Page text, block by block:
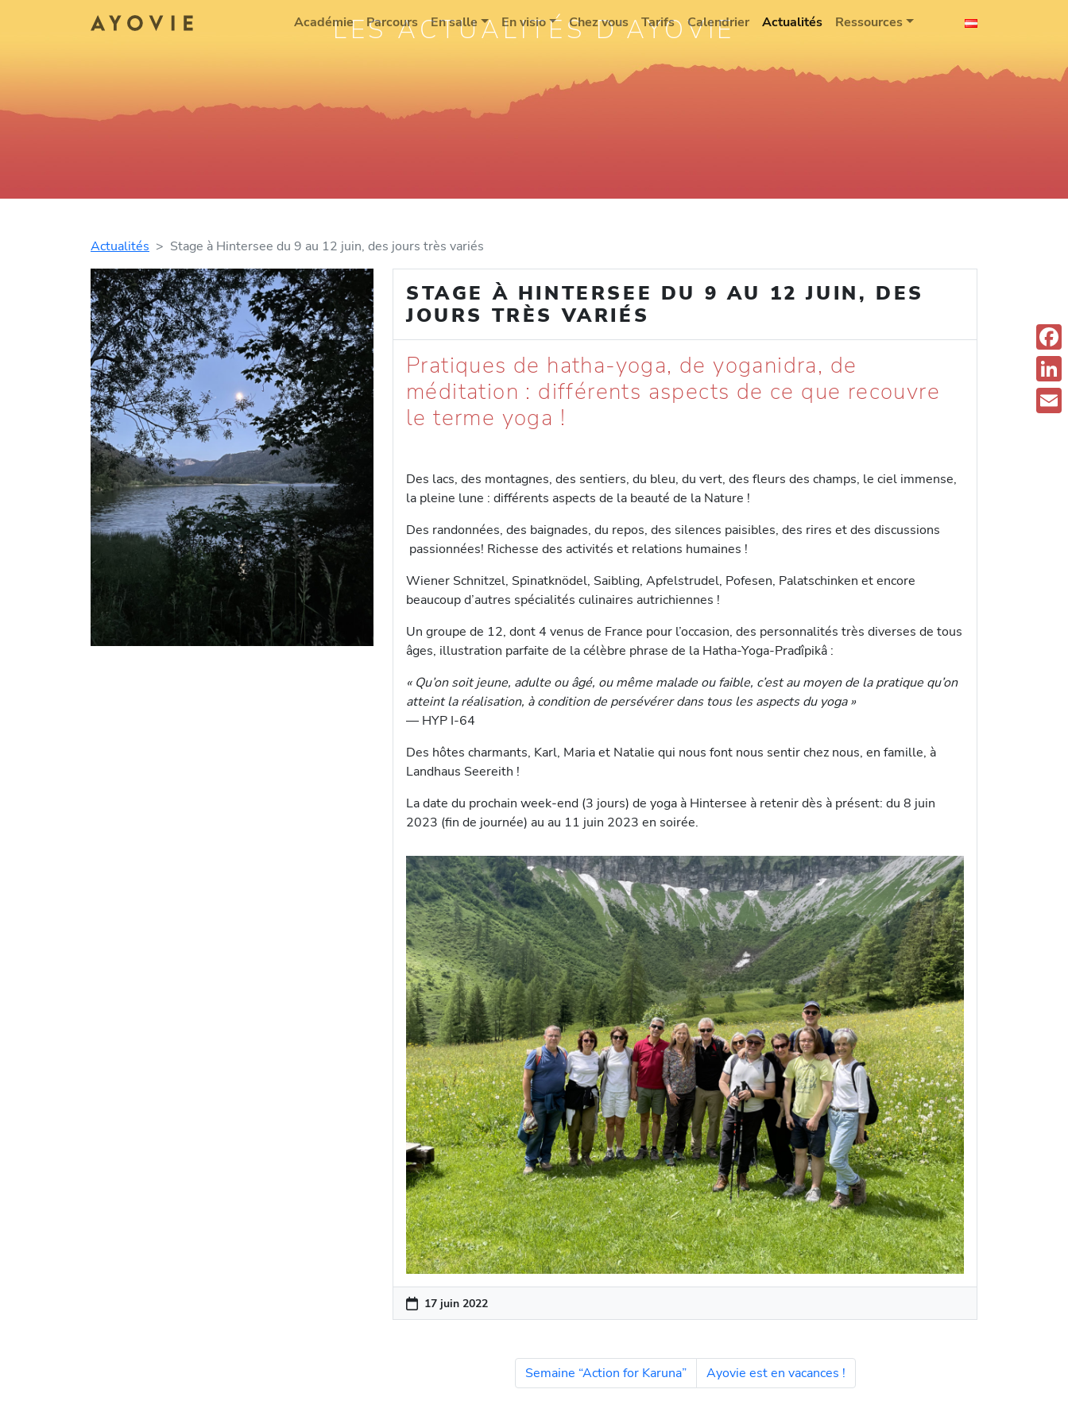
Académie Parcours En salle En visio Chez vous Tarifs Calendrier Actualités Ressources
LES ACTUALITÉS D'AYOVIE
Actualités Stage à Hintersee du 9 au 12 juin, des jours très variés
STAGE À HINTERSEE DU 9 AU 12 JUIN, DES
JOURS TRÈS VARIÉS
Pratiques de hatha-yoga, de yoganidra, de
méditation : différents aspects de ce que recouvre
le terme yoga !
Des lacs, des montagnes, des sentiers, du bleu, du vert, des fleurs des champs, le ciel immense,
la pleine lune : différents aspects de la beauté de la Nature !
Des randonnées, des baignades, du repos, des silences paisibles, des rires et des discussions
passionnées! Richesse des activités et relations humaines !
Wiener Schnitzel, Spinatknödel, Saibling, Apfelstrudel, Pofesen, Palatschinken et encore
beaucoup d’autres spécialités culinaires autrichiennes !
Un groupe de 12, dont 4 venus de France pour l’occasion, des personnalités très diverses de tous
âges, illustration parfaite de la célèbre phrase de la Hatha-Yoga-Pradîpikâ :
« Qu’on soit jeune, adulte ou âgé, ou même malade ou faible, c’est au moyen de la pratique qu’on
atteint la réalisation, à condition de persévérer dans tous les aspects du yoga »
— HYP I-64
Des hôtes charmants, Karl, Maria et Natalie qui nous font nous sentir chez nous, en famille, à
Landhaus Seereith !
La date du prochain week-end (3 jours) de yoga à Hintersee à retenir dès à présent: du 8 juin
2023 (fin de journée) au au 11 juin 2023 en soirée.
17 juin 2022
Semaine “Action for Karuna” Ayovie est en vacances !
F
a
c
L